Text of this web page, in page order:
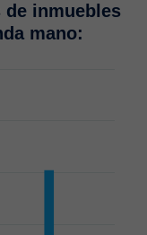
de inmuebles
mano: